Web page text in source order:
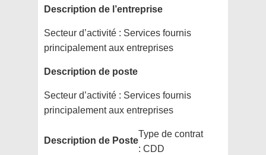
Description de l’entreprise
Secteur d’activité : Services fournis
principalement aux entreprises
Description de poste
Secteur d’activité : Services fournis
principalement aux entreprises
Description de Poste
Type de contrat
: CDD